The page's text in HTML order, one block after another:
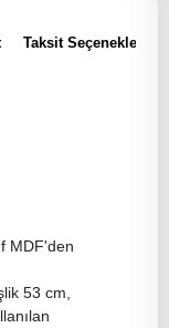
Taksit Seçenekleri
MDF'den
53 cm,